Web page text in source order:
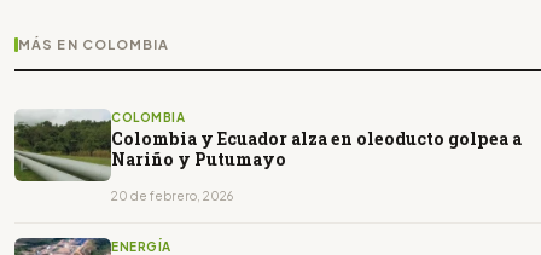
MÁS EN COLOMBIA
COLOMBIA
Colombia y Ecuador alza en oleoducto golpea a
Nariño y Putumayo
20 de febrero, 2026
ENERGÍA